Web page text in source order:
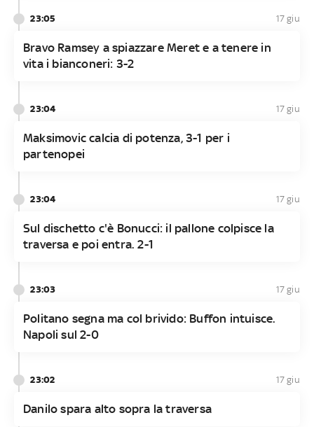
23:05 17 giu
Bravo Ramsey a spiazzare Meret e a tenere in
vita i bianconeri: 3-2
23:04 17 giu
Maksimovic calcia di potenza, 3-1 per i
partenopei
23:04 17 giu
Sul dischetto c'è Bonucci: il pallone colpisce la
traversa e poi entra. 2-1
23:03 17 giu
Politano segna ma col brivido: Buffon intuisce.
Napoli sul 2-0
23:02 17 giu
Danilo spara alto sopra la traversa